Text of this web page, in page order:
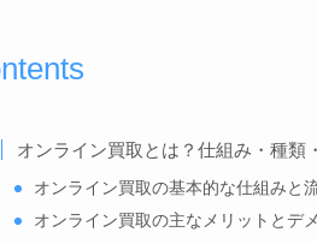
オンライン買取とは？仕組み・種類
オンライン買取の基本的な仕組みと
オンライン買取の主なメリットとデ